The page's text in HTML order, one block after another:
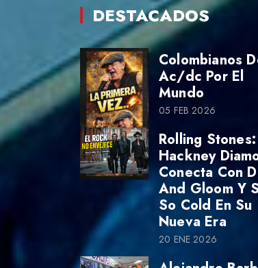
DESTACADOS
Colombianos
Ac/dc Por El
Mundo
05 FEB 2026
Rolling Stones:
Hackney
Conecta Con
And Gloom Y
So Cold En Su
Nueva Era
20 ENE 2026